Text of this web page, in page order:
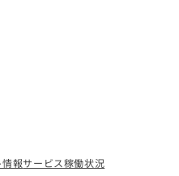
情報サービス稼働状況